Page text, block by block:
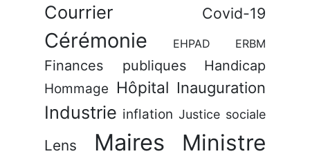
Courrier Covid-19
Cérémonie EHPAD ERBM
Finances publiques Handicap
Hommage Hôpital Inauguration
Industrie inflation Justice sociale
Lens Maires Ministre